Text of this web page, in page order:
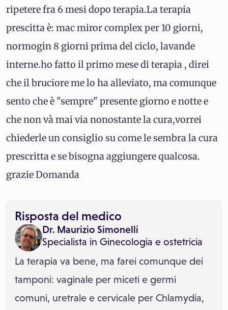
ripetere fra 6 mesi dopo terapia.La terapia
prescitta è: mac miror complex per 10 giorni,
normogin 8 giorni prima del ciclo, lavande
interne.ho fatto il primo mese di terapia , direi
che il bruciore me lo ha alleviato, ma comunque
sento che è "sempre" presente giorno e notte e
che non và mai via nonostante la cura,vorrei
chiederle un consiglio su come le sembra la cura
prescritta e se bisogna aggiungere qualcosa.
grazie Domanda
Risposta del medico
Dr. Maurizio Simonelli
Specialista in Ginecologia e ostetricia
La terapia va bene, ma farei comunque dei
tamponi: vaginale per miceti e germi
comuni, uretrale e cervicale per Chlamydia,